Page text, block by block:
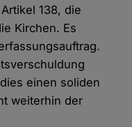
138, die
Kirchen. Es
einen soliden
weiterhin der